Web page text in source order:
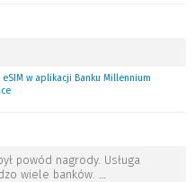
eSIM w aplikacji Banku Millennium
powód nagrody. Usługa
wiele banków. …